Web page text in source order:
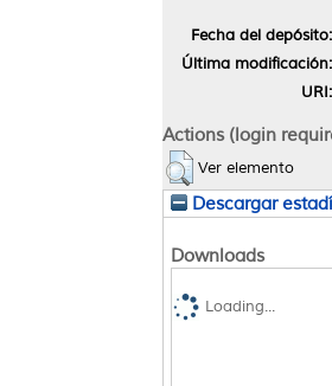
Fecha del depósito:
Última modificación:
URI:
Actions (login
Ver elemento
Descargar
Downloads
Loading...